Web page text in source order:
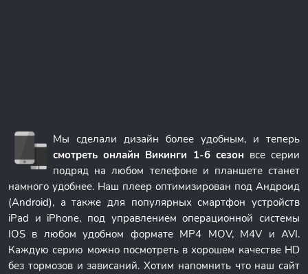
Мы сделали дизайн более удобным, и теперь
смотреть онлайн Викинги 1-6 сезон все серии
подряд на любом телефоне и планшете станет
намного удобнее. Наш плеер оптимизирован под Андроид
(Android), а также для популярных смартфон устройств
iPad и iPhone, под управлением операционной системы
IOS в любом удобном формате MP4 MOV, M4V и AVI.
Каждую серию можно посмотреть в хорошем качестве HD
без тормозов и зависаний. Хотим напомнить что наш сайт